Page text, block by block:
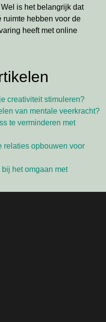
is het belangrijk dat
ruimte hebben voor de
heeft met online
creativiteit stimuleren?
van mentale veerkracht?
te verminderen met
relaties opbouwen voor
het omgaan met